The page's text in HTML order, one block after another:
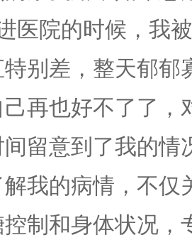
院的时候，我被
别差，整天郁郁
己再也好不了了
留意到了我的情
我的病情，不仅
制和身体状况，